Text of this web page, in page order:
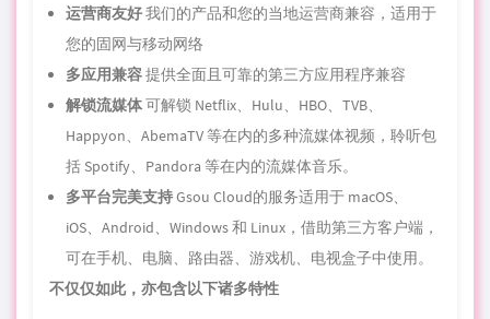
运营商友好我们的产品和您的当地运营商兼容，适用于
您的固网与移动网络
多应用兼容提供全面且可靠的第三方应用程序兼容
解锁流媒体可解锁 Netflix、Hulu、HBO、TVB、
Happyon、AbemaTV 等在内的多种流媒体视频，聆听包
括 Spotify、Pandora 等在内的流媒体音乐。
多平台完美支持Gsou Cloud的服务适用于 macOS、
iOS、Android、Windows 和 Linux，借助第三方客户端，
可在手机、电脑、路由器、游戏机、电视盒子中使用。
不仅仅如此，亦包含以下诸多特性